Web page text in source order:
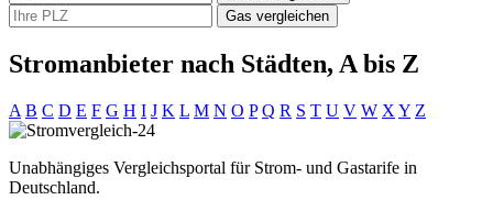
Gas vergleichen
Stromanbieter nach Städten, A bis Z
A B C D E F G H I J K L M N O P Q R S T U V W X Y Z
Unabhängiges Vergleichsportal für Strom- und Gastarife in
Deutschland.